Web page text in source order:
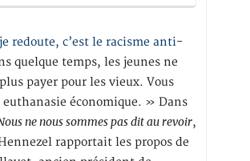
redoute, c’est le racisme anti-
quelque temps, les jeunes ne
payer pour les vieux. Vous
euthanasie économique. » Dans
ne nous sommes pas dit au revoir,
rapportait les propos de